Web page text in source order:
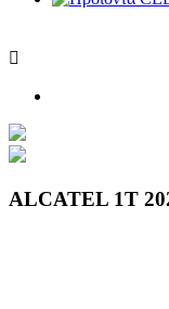

ALCATEL 1T